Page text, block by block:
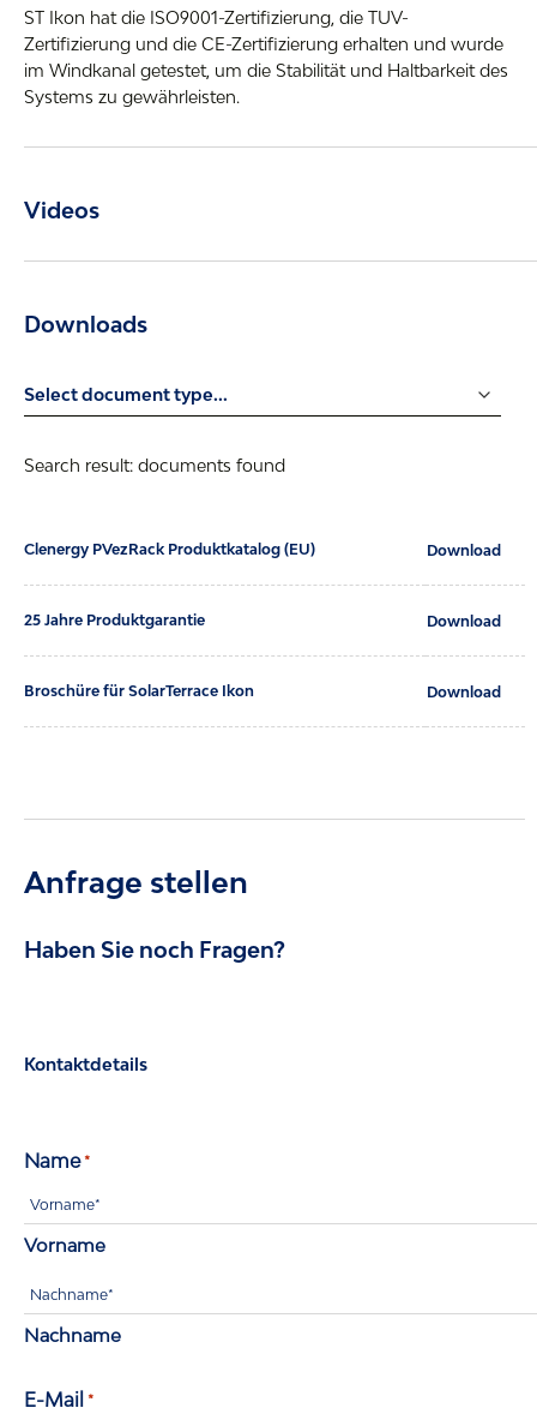
ST Ikon hat die ISO9001-Zertifizierung, die TUV-
Zertifizierung und die CE-Zertifizierung erhalten und wurde
im Windkanal getestet, um die Stabilität und Haltbarkeit des
Systems zu gewährleisten.
Videos
Downloads
Search result: documents found
Clenergy PVezRack Produktkatalog (EU) Download
25 Jahre Produktgarantie Download
Broschüre für SolarTerrace Ikon Download
Anfrage stellen
Haben Sie noch Fragen?
Kontaktdetails
Name *
Vorname
Nachname
E-Mail *